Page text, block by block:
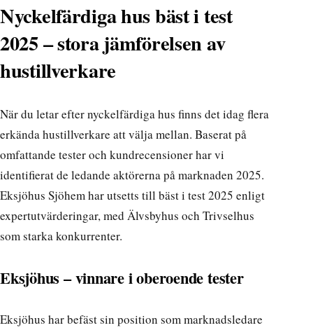
Nyckelfärdiga hus bäst i test
2025 – stora jämförelsen av
hustillverkare
När du letar efter nyckelfärdiga hus finns det idag flera
erkända hustillverkare att välja mellan. Baserat på
omfattande tester och kundrecensioner har vi
identifierat de ledande aktörerna på marknaden 2025.
Eksjöhus Sjöhem har utsetts till bäst i test 2025 enligt
expertutvärderingar, med Älvsbyhus och Trivselhus
som starka konkurrenter.
Eksjöhus – vinnare i oberoende tester
Eksjöhus har befäst sin position som marknadsledare